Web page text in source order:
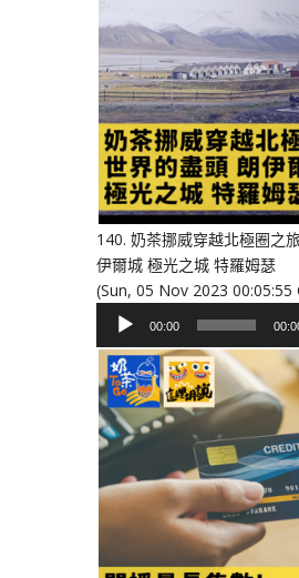
140. 奶茶挪威穿越北極圈之
伊爾城 極光之城 特羅姆瑟
(Sun, 05 Nov 2023 00:05:55
播
放
器
00:00